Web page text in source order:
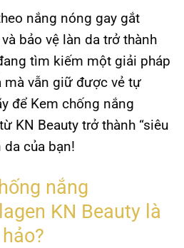
nắng nóng gay gắt
bảo vệ làn da trở thành
tìm kiếm một giải pháp
mà vẫn giữ được vẻ tự
để Kem chống nắng
KN Beauty trở thành “siêu
da của bạn!
nắng
KN Beauty là